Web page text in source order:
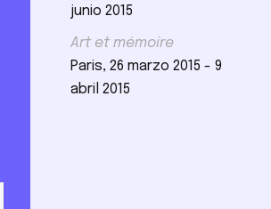
junio 2015
Art et mémoire
Paris, 26 marzo 2015 - 9
abril 2015